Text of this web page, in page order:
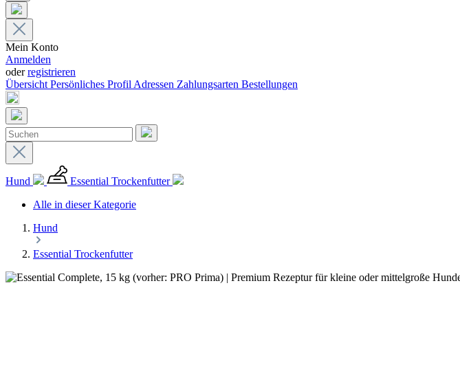
Mein Konto
Anmelden
oderregistrieren
Übersicht Persönliches Profil Adressen Zahlungsarten Bestellungen
Hund
Essential Trockenfutter
Alle in dieser Kategorie
Hund
Essential Trockenfutter